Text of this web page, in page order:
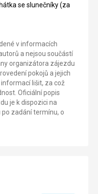
se slunečníky (za
v informacích
a nejsou součástí
organizátora zájezdu
pokojů a jejich
lišit, za což
Oficiální popis
je k dispozici na
zadání termínu, o